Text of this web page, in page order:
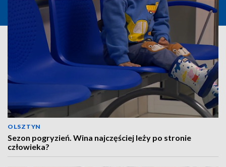
OLSZTYN
Sezon pogryzień. Wina najczęściej leży po stronie
człowieka?